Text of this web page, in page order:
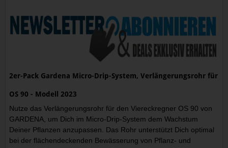
2er-Pack Gardena Micro-Drip-System, Verlängerungsrohr für
OS 90 - Modell 2023
Nutze das Verlängerungsrohr für den Viereckregner OS 90 von
GARDENA, um Dich im Micro-Drip-System dem Wachstum
Deiner Pflanzen anzupassen. Das Rohr unterstützt Dich optimal
bei der flächendeckenden Bewässerung von Pflanz- und